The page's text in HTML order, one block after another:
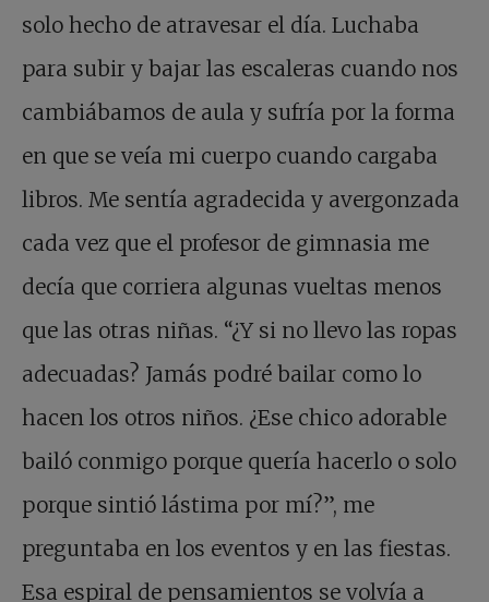
solo hecho de atravesar el día. Luchaba
para subir y bajar las escaleras cuando nos
cambiábamos de aula y sufría por la forma
en que se veía mi cuerpo cuando cargaba
libros. Me sentía agradecida y avergonzada
cada vez que el profesor de gimnasia me
decía que corriera algunas vueltas menos
que las otras niñas. “¿Y si no llevo las ropas
adecuadas? Jamás podré bailar como lo
hacen los otros niños. ¿Ese chico adorable
bailó conmigo porque quería hacerlo o solo
porque sintió lástima por mí?”, me
preguntaba en los eventos y en las fiestas.
Esa espiral de pensamientos se volvía a